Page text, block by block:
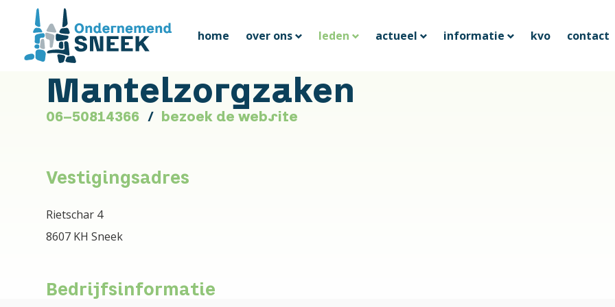
home over ons leden actueel informatie kvo contact
Mantelzorgzaken
06-50814366 bezoek de website
Vestigingsadres
Rietschar 4
8607 KH Sneek
Bedrijfsinformatie